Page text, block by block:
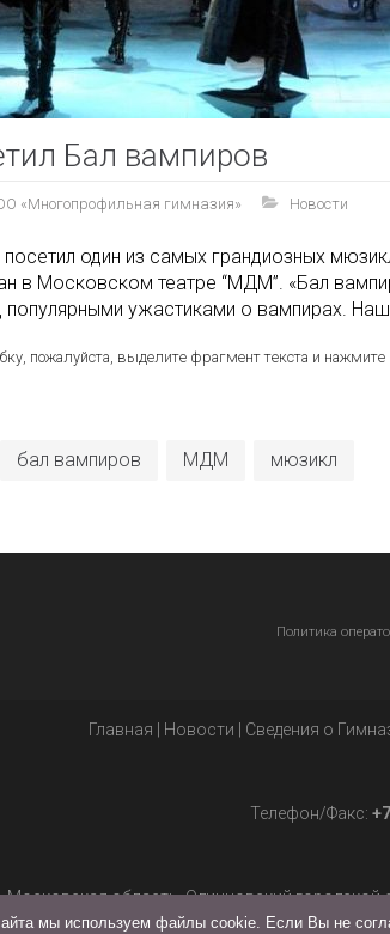
Бал вампиров
«Многопрофильная гимназия» Новости
посетил один из самых грандиозных
в Московском театре “МДМ”. «Бал
ужастиками о вампирах.
пожалуйста, выделите фрагмент текста и нажмите
бал вампиров МДМ мюзикл
Политика
Главная | Новости | Сведения о
Телефон/Факс:
Московская область, Одинцовский
мы используем файлы cookie. Если Вы не